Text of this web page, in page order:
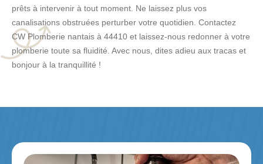
prêts à intervenir à tout moment. Ne laissez plus vos
canalisations obstruées perturber votre quotidien. Contactez
CW Plomberie nantais à 44410 et laissez-nous redonner à votre
plomberie toute sa fluidité. Avec nous, dites adieu aux tracas et
bonjour à la tranquillité !